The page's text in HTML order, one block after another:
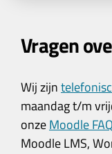
Vragen
Wij zijn
maandag t/m
onzeMoodle FAQ
Moodle LMS,